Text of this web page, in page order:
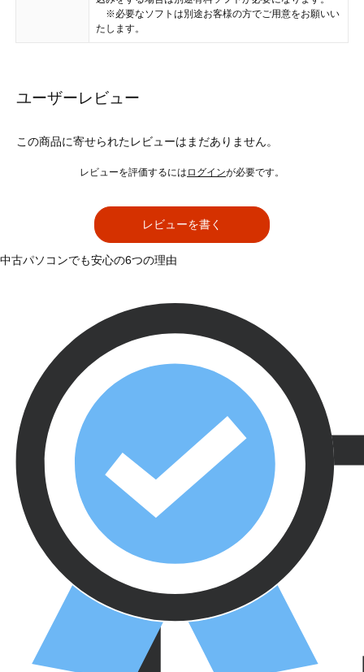
※必要なソフトは別途お客様の方でご用意をお願いい
たします。
ユーザーレビュー
この商品に寄せられたレビューはまだありません。
レビューを評価するには ログインが必要です。
レビューを書く
中古パソコンでも安心の6つの理由